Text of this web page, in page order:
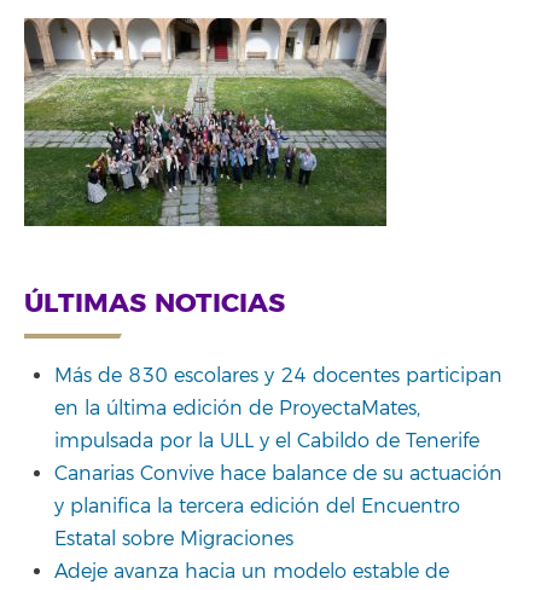
ÚLTIMAS NOTICIAS
Más de 830 escolares y 24 docentes participan
en la última edición de ProyectaMates,
impulsada por la ULL y el Cabildo de Tenerife
Canarias Convive hace balance de su actuación
y planifica la tercera edición del Encuentro
Estatal sobre Migraciones
Adeje avanza hacia un modelo estable de